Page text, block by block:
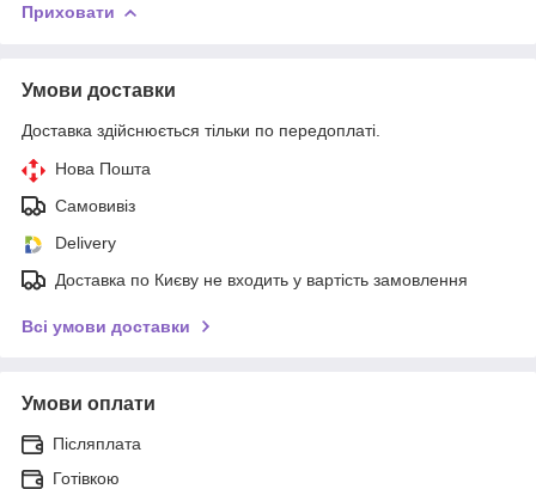
Приховати
Умови доставки
Доставка здійснюється тільки по передоплаті.
Нова Пошта
Самовивіз
Delivery
Доставка по Києву не входить у вартість замовлення
Всі умови доставки
Умови оплати
Післяплата
Готівкою